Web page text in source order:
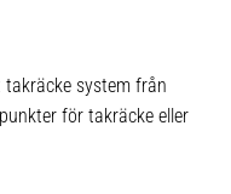
system från
för takräcke eller